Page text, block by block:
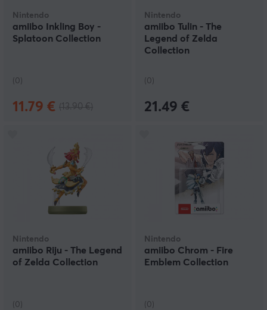
bestimmte Daten speichern. Sie sind also nicht nur eine
Spielerei und ein Maskottchen, das neben der
Computerausrüstung steht und mit dir durch dick und
dünn geht, sondern auch ein nützliches Accessoire.
Outfit oder rüste sie mit Waffen und dergleichen aus.
Amiibo-Figuren kämpfen.
Nintendo
amiibo Inkling Boy -
Splatoon Collection
(0)
11.79 €
Nintendo
amiibo Tulin - The
Legend of Zelda
Collection
(0)
21.49 €
Nintendo
amiibo Riju - The Legend
of Zelda Collection
(0)
Nintendo
amiibo Chrom - Fire
Emblem Collection
(0)